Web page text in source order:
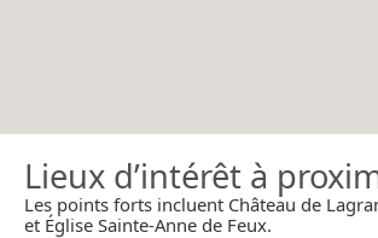
Lieux d’intérêt à
Les points forts incluent Château de
et Église Sainte-Anne de Feux.